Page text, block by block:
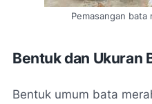
Pemasangan
Bentuk dan Ukuran
Bentuk umum bata